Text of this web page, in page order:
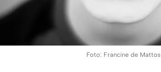
Foto: Francine de Mattos